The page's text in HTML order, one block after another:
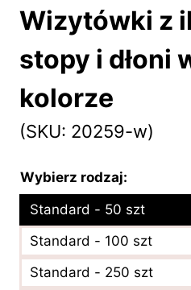
Wizytówki z
stopy i dłoni
kolorze
(SKU: 20259-w)
Wybierz rodzaj:
Standard - 50 szt
Standard - 100 szt
Standard - 250 szt